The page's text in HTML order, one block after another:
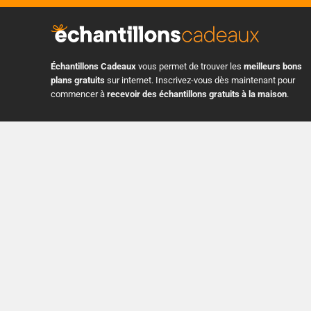
Échantillons Cadeauxvous permet de trouver les meilleurs bons
plans gratuitssur internet. Inscrivez-vous dès maintenant pour
commencer à recevoir des échantillons gratuits à la maison.